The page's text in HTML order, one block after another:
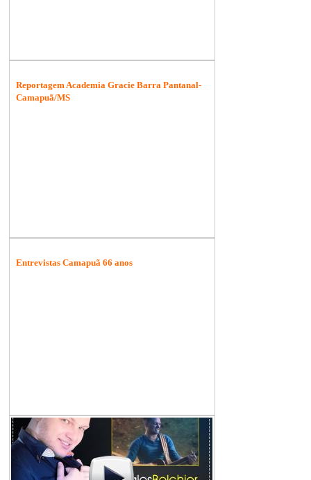
Reportagem Academia Gracie Barra Pantanal-
Camapuã/MS
Entrevistas Camapuã 66 anos